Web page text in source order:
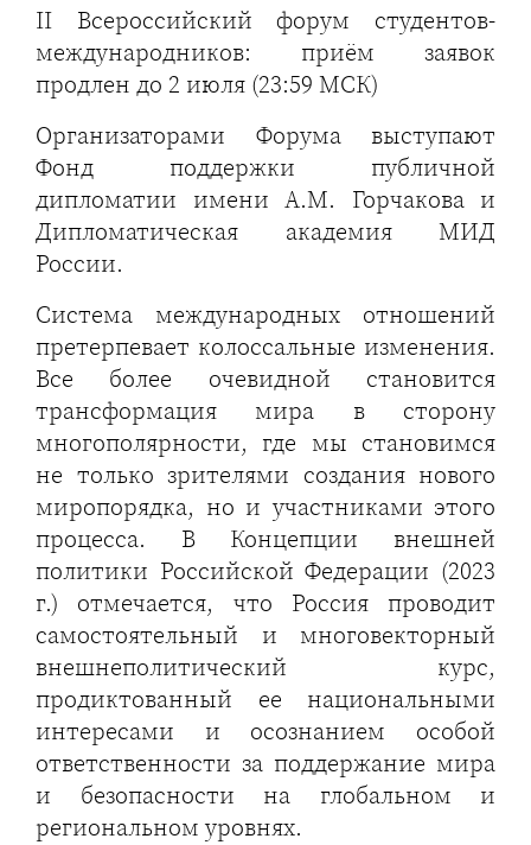
II Всероссийский форум студентов-
международников: приём заявок
продлен до 2 июля (23:59 МСК)
Организаторами Форума выступают
Фонд поддержки публичной
дипломатии имени А.М. Горчакова и
Дипломатическая академия МИД
России.
Система международных отношений
претерпевает колоссальные изменения.
Все более очевидной становится
трансформация мира в сторону
многополярности, где мы становимся
не только зрителями создания нового
миропорядка, но и участниками этого
процесса. В Концепции внешней
политики Российской Федерации (2023
г.) отмечается, что Россия проводит
самостоятельный и многовекторный
внешнеполитический курс,
продиктованный ее национальными
интересами и осознанием особой
ответственности за поддержание мира
и безопасности на глобальном и
региональном уровнях.